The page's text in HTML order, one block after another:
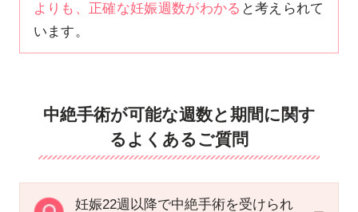
よりも、正確な妊娠週数がわかる と考えられて
います。
中絶手術が可能な週数と期間に関す
るよくあるご質問
妊娠22週以降で中絶手術を受けられ